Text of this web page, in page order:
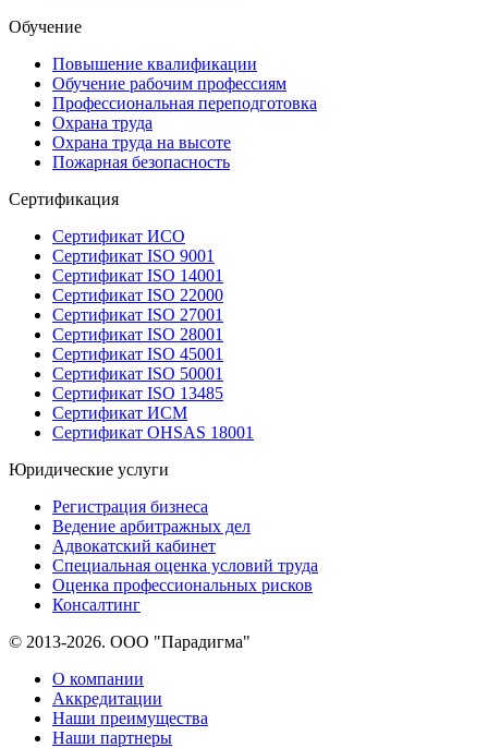
Обучение
Повышение квалификации
Обучение рабочим профессиям
Профессиональная переподготовка
Охрана труда
Охрана труда на высоте
Пожарная безопасность
Сертификация
Сертификат ИСО
Сертификат ISO 9001
Сертификат ISO 14001
Сертификат ISO 22000
Сертификат ISO 27001
Сертификат ISO 28001
Сертификат ISO 45001
Сертификат ISO 50001
Сертификат ISO 13485
Сертификат ИСМ
Сертификат OHSAS 18001
Юридические услуги
Регистрация бизнеса
Ведение арбитражных дел
Адвокатский кабинет
Специальная оценка условий труда
Оценка профессиональных рисков
Консалтинг
© 2013-2026. ООО "Парадигма"
О компании
Аккредитации
Наши преимущества
Наши партнеры